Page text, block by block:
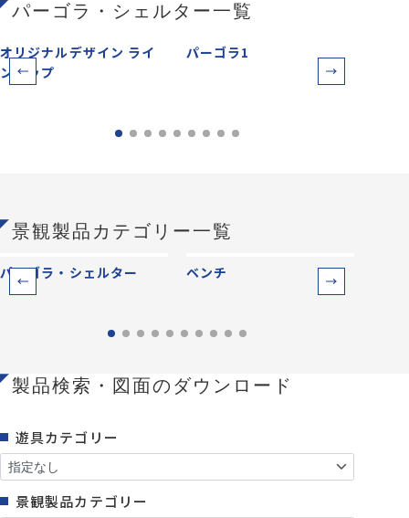
パーゴラ・シェルター一覧
オリジナルデザイン ライ
ンアップ
パーゴラ1
景観製品カテゴリー一覧
パーゴラ・シェルター ベンチ
製品検索・図面のダウンロード
遊具カテゴリー
景観製品カテゴリー